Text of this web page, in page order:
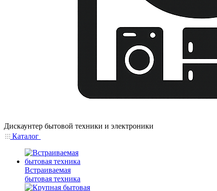
Дискаунтер бытовой техники и электроники
Каталог
Встраиваемая
бытовая техника